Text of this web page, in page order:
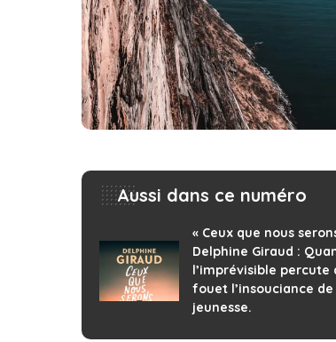
Aussi dans ce numéro
« Ceux que nous
Delphine Giraud :
l’imprévisible percute
fouet l’insouciance de
jeunesse.